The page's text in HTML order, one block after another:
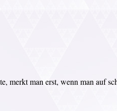
merkt man erst, wenn man auf